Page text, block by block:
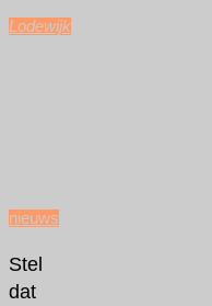
Lodewijk
nieuws
Stel
dat